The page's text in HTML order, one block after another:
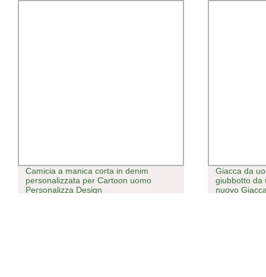
Camicia a manica corta in denim
personalizzata per Cartoon uomo
Personalizza Design
Giacca da
giubbotto da
nuovo